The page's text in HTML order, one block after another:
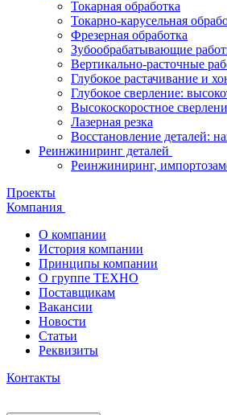
Токарная обработка
Токарно-карусельная
Фрезерная обработка
Зубообрабатывающие
Вертикально-расточные
Глубокое растачивание и
Глубокое сверление:
Высокоскоростное
Лазерная резка
Восстановление деталей:
Реинжиниринг деталей
Реинжиниринг,
Проекты
Компания
О компании
История компании
Принципы компании
О группе ТЕХНО
Поставщикам
Вакансии
Новости
Статьи
Реквизиты
Контакты